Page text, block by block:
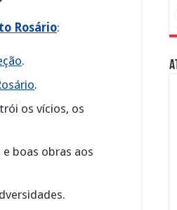
Rosário:
.
.
os vícios, os
boas obras aos